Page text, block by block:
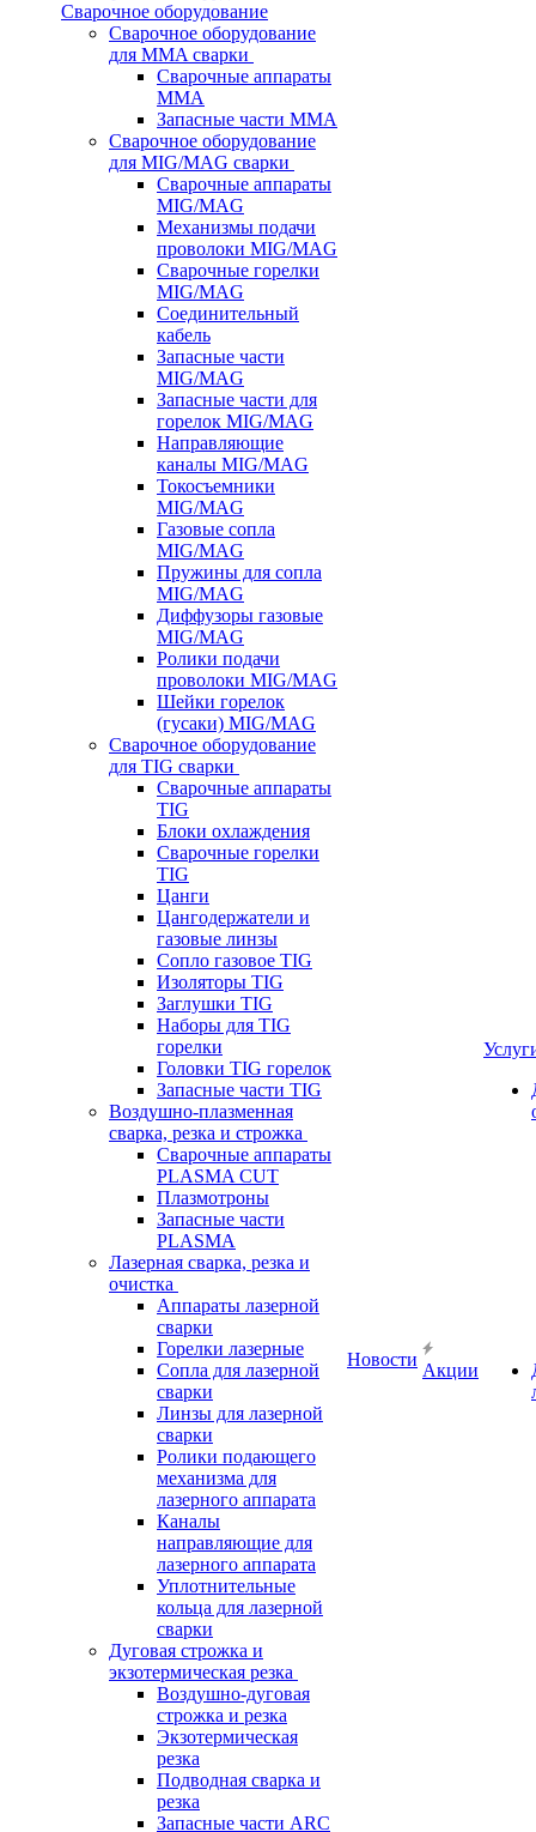
Сварочное оборудование
Сварочное оборудование
для MMA сварки
Сварочные аппараты
MMA
Запасные части MMA
Сварочное оборудование
для MIG/MAG сварки
Сварочные аппараты
MIG/MAG
Механизмы подачи
проволоки MIG/MAG
Сварочные горелки
MIG/MAG
Соединительный
кабель
Запасные части
MIG/MAG
Запасные части для
горелок MIG/MAG
Направляющие
каналы MIG/MAG
Токосъемники
MIG/MAG
Газовые сопла
MIG/MAG
Пружины для сопла
MIG/MAG
Диффузоры газовые
MIG/MAG
Ролики подачи
проволоки MIG/MAG
Шейки горелок
(гусаки) MIG/MAG
Сварочное оборудование
для TIG сварки
Сварочные аппараты
TIG
Блоки охлаждения
Сварочные горелки
TIG
Цанги
Цангодержатели и
газовые линзы
Сопло газовое TIG
Изоляторы TIG
Заглушки TIG
Наборы для TIG
горелки
Головки TIG горелок
Запасные части TIG
Воздушно-плазменная
сварка, резка и строжка
Сварочные аппараты
PLASMA CUT
Плазмотроны
Запасные части
PLASMA
Лазерная сварка, резка и
очистка
Аппараты лазерной
сварки
Горелки лазерные
Сопла для лазерной
сварки
Линзы для лазерной
сварки
Ролики подающего
механизма для
лазерного аппарата
Каналы
направляющие для
лазерного аппарата
Уплотнительные
кольца для лазерной
сварки
Дуговая строжка и
экзотермическая резка
Воздушно-дуговая
строжка и резка
Экзотермическая
резка
Подводная сварка и
резка
Запасные части ARC
Новости
Акции